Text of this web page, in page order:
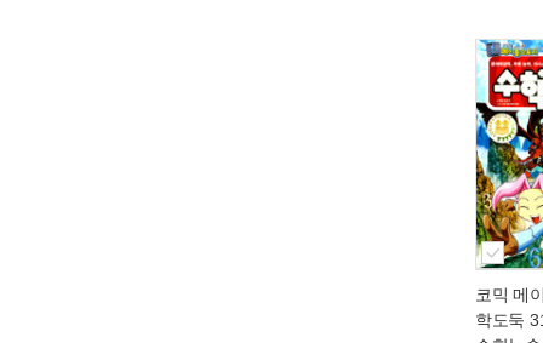
코믹 메
학도둑